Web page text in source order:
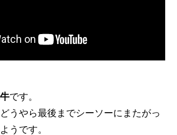
です。
うやら最後までシーソーにまたがっ
うです。